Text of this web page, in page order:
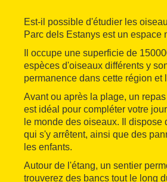
Est-il possible d'étudier les
Parc dels Estanys est un
Il occupe une superficie de
espèces d'oiseaux différents y
permanence dans cette région
Avant ou après la plage, un
est idéal pour compléter votre
le monde des oiseaux. Il
qui s'y arrêtent, ainsi que des
les enfants.
Autour de l'étang, un sentier
trouverez des bancs tout le long